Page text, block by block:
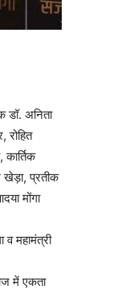
डॉ. अनिता
रोहित
खेड़ा, प्रतीक
मोंगा
महामंत्री
में एकता